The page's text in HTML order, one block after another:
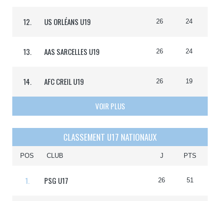
12. US ORLÉANS U19 26 24
13. AAS SARCELLES U19 26 24
14. AFC CREIL U19 26 19
VOIR PLUS
CLASSEMENT U17 NATIONAUX
POS CLUB J PTS
1. PSG U17 26 51